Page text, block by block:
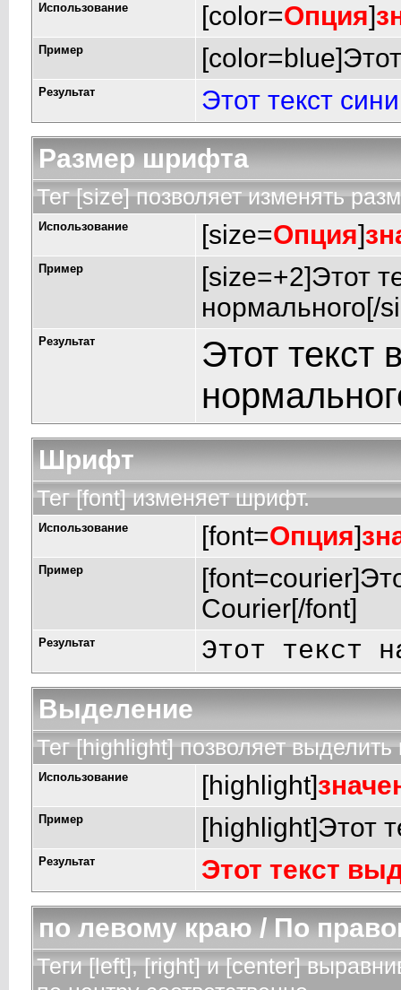
Использование [color=Опция]
Пример
Результат
Этот текст
Размер шрифта
Тег [size] позволяет изменять
Использование [size=Опция]
Пример
[size=+2]Этот
нормального[/
Результат
Этот текст
Шрифт
Тег [font] изменяет шрифт.
Использование [font=Опция]
Пример
Courier[/font]
Результат Этот текст
Выделение
Тег [highlight] позволяет выделить
Использование [highlight]
Пример [highlight]Этот
Результат
Этот текст
по левому краю / По
Теги [left], [right] и [center]